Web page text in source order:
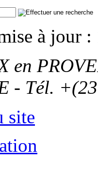
à jour
en
- Tél.
site